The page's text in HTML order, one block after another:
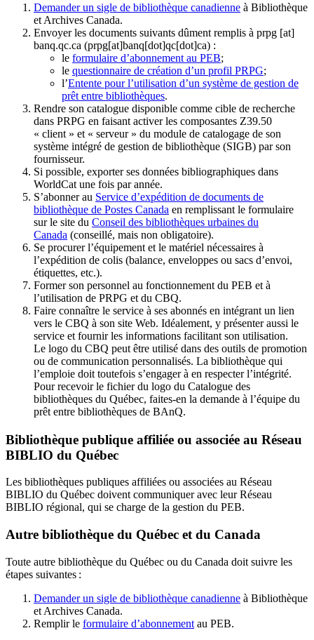
Demander un sigle de bibliothèque canadienne à Bibliothèque
et Archives Canada.
Envoyer les documents suivants dûment remplis à prpg [at]
banq.qc.ca (prpg[at]banq[dot]qc[dot]ca) :
le formulaire d’abonnement au PEB;
le questionnaire de création d’un profil PRPG;
l’Entente pour l’utilisation d’un système de gestion de
prêt entre bibliothèques.
Rendre son catalogue disponible comme cible de recherche
dans PRPG en faisant activer les composantes Z39.50
« client » et « serveur » du module de catalogage de son
système intégré de gestion de bibliothèque (SIGB) par son
fournisseur.
Si possible, exporter ses données bibliographiques dans
WorldCat une fois par année.
S’abonner au Service d’expédition de documents de
bibliothèque de Postes Canada en remplissant le formulaire
sur le site du Conseil des bibliothèques urbaines du
Canada (conseillé, mais non obligatoire).
Se procurer l’équipement et le matériel nécessaires à
l’expédition de colis (balance, enveloppes ou sacs d’envoi,
étiquettes, etc.).
Former son personnel au fonctionnement du PEB et à
l’utilisation de PRPG et du CBQ.
Faire connaître le service à ses abonnés en intégrant un lien
vers le CBQ à son site Web. Idéalement, y présenter aussi le
service et fournir les informations facilitant son utilisation.
Le logo du CBQ peut être utilisé dans des outils de promotion
ou de communication personnalisés. La bibliothèque qui
l’emploie doit toutefois s’engager à en respecter l’intégrité.
Pour recevoir le fichier du logo du Catalogue des
bibliothèques du Québec, faites-en la demande à l’équipe du
prêt entre bibliothèques de BAnQ.
Bibliothèque publique affiliée ou associée au Réseau
BIBLIO du Québec
Les bibliothèques publiques affiliées ou associées au Réseau
BIBLIO du Québec doivent communiquer avec leur Réseau
BIBLIO régional, qui se charge de la gestion du PEB.
Autre bibliothèque du Québec et du Canada
Toute autre bibliothèque du Québec ou du Canada doit suivre les
étapes suivantes :
Demander un sigle de bibliothèque canadienne à Bibliothèque
et Archives Canada.
Remplir le formulaire d’abonnement au PEB.